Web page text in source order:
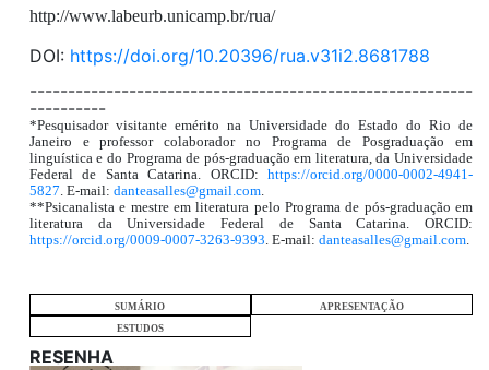
http://www.labeurb.unicamp.br/rua/
DOI: https://doi.org/10.20396/rua.v31i2.8681788
----------------------------------------------------------
----------
*Pesquisador visitante emérito na Universidade do Estado do Rio de
Janeiro e professor colaborador no Programa de Posgraduação em
linguística e do Programa de pós-graduação em literatura, da Universidade
Federal de Santa Catarina. ORCID: https://orcid.org/0000-0002-4941-
5827. E-mail: danteasalles@gmail.com.
**Psicanalista e mestre em literatura pelo Programa de pós-graduação em
literatura da Universidade Federal de Santa Catarina. ORCID:
https://orcid.org/0009-0007-3263-9393. E-mail: danteasalles@gmail.com.
SUMÁRIO
APRESENTAÇÃO
ESTUDOS
RESENHA